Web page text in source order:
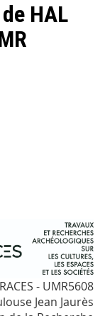
HAL
- UMR5608
Jean Jaurès